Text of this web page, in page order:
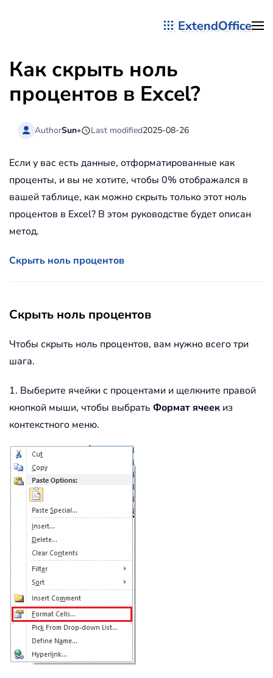
ExtendOffice
Как скрыть ноль
процентов в Excel?
AuthorSun• Last modified2025-08-26
Если у вас есть данные, отформатированные как
проценты, и вы не хотите, чтобы 0% отображался в
вашей таблице, как можно скрыть только этот ноль
процентов в Excel? В этом руководстве будет описан
метод.
Скрыть ноль процентов
Скрыть ноль процентов
Чтобы скрыть ноль процентов, вам нужно всего три
шага.
1. Выберите ячейки с процентами и щелкните правой
кнопкой мыши, чтобы выбрать Формат ячеек из
контекстного меню.